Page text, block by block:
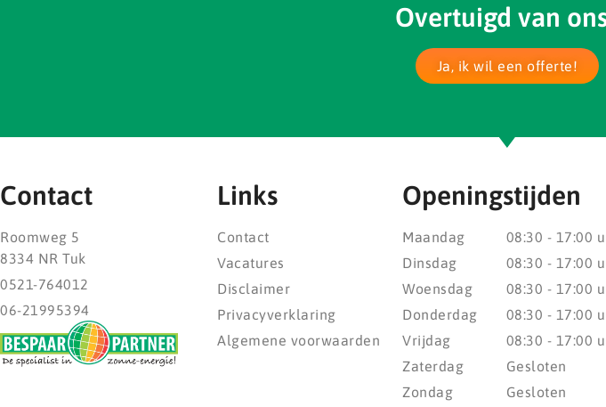
Overtuigd van
Ja, ik wil een offerte!
Contact
Roomweg 5
8334 NR Tuk
0521-764012
06-21995394
Links
Contact
Vacatures
Disclaimer
Privacyverklaring
Algemene voorwaarden
Openingstijden
Maandag
Dinsdag
Woensdag
Donderdag
Vrijdag
Zaterdag
Zondag
08:30 - 17:00
08:30 - 17:00
08:30 - 17:00
08:30 - 17:00
08:30 - 17:00
Gesloten
Gesloten